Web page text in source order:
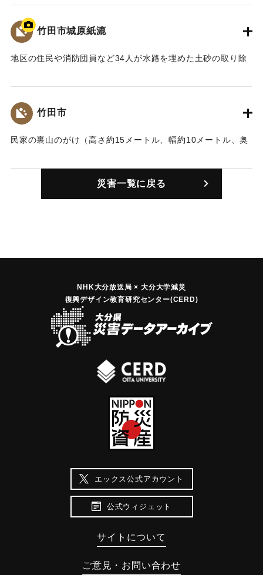
｜固有コード:
竹田市城原紙漉
地区の住民や消防団員など34人が水路を埋めた土砂の取り除
ートルにわたって流出。またたく間に住宅や畜舎3棟を壊し、
16人を土砂に巻き込み、国道まで押し流した。重機などを使
い救助作業が行われたが、50代の女性2人、60代の男性3人、
竹田市
民家の裏山のがけ（高さ約15メートル、幅約10メートル、奥
場を埋めた。家に居た家族は逃げ出し無事だった。
災害一覧に戻る
NHK大分放送局 × 大分大学減災
復興デザイン教育研究センター(CERD)
エックス公式アカウント
公式ウィジェット
サイトについて
ご意見・お問い合わせ